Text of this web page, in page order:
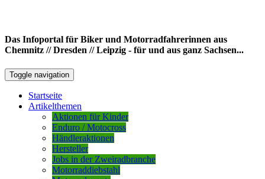
Das Infoportal für Biker und Motorradfahrerinnen aus
Chemnitz // Dresden // Leipzig - für und aus ganz Sachsen...
Toggle navigation
Startseite
Artikelthemen
Aktionen für Kinder
Enduro / Motocross
Händleraktionen
Hersteller
Jobs in der Zweiradbranche
Motorraddiebstahl